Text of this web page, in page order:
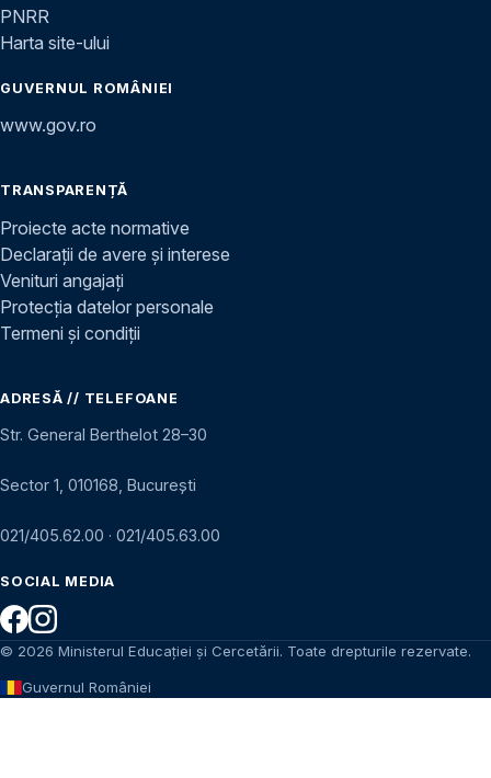
PNRR
Harta site-ului
GUVERNUL ROMÂNIEI
www.gov.ro
TRANSPARENȚĂ
Proiecte acte normative
Declarații de avere și interese
Venituri angajați
Protecția datelor personale
Termeni și condiții
ADRESĂ // TELEFOANE
Str. General Berthelot 28–30
Sector 1, 010168, București
021/405.62.00 · 021/405.63.00
SOCIAL MEDIA
© 2026 Ministerul Educației și Cercetării. Toate drepturile rezervate.
Guvernul României